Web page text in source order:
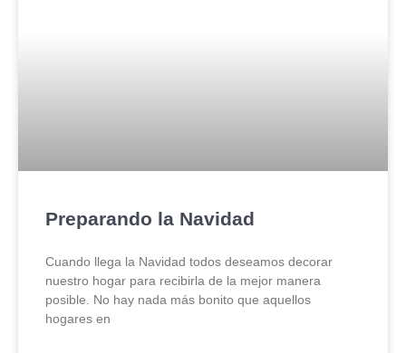
Preparando la Navidad
Cuando llega la Navidad todos deseamos decorar
nuestro hogar para recibirla de la mejor manera
posible. No hay nada más bonito que aquellos
hogares en